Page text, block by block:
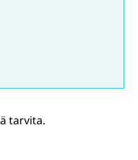
tarvita.